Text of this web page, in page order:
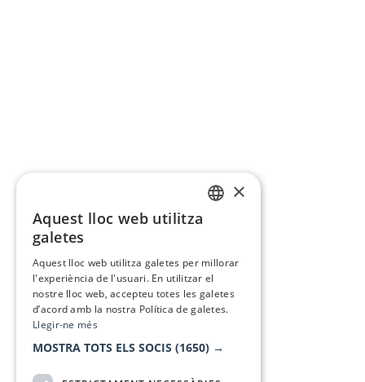
×
Aquest lloc web utilitza
galetes
Aquest lloc web utilitza galetes per millorar
l'experiència de l'usuari. En utilitzar el
nostre lloc web, accepteu totes les galetes
d’acord amb la nostra Política de galetes.
Llegir-ne més
MOSTRA TOTS ELS SOCIS (1650) →